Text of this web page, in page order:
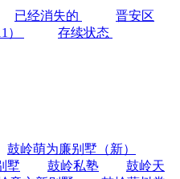
已经消失的
晋安区
） 存续状态
鼓岭萌为廉别墅（新）
墅 鼓岭私塾
鼓岭天